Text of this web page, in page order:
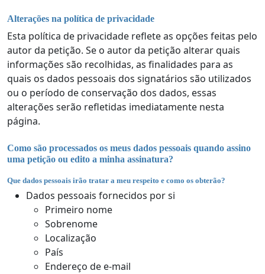
Alterações na política de privacidade
Esta política de privacidade reflete as opções feitas pelo
autor da petição. Se o autor da petição alterar quais
informações são recolhidas, as finalidades para as
quais os dados pessoais dos signatários são utilizados
ou o período de conservação dos dados, essas
alterações serão refletidas imediatamente nesta
página.
Como são processados os meus dados pessoais quando assino
uma petição ou edito a minha assinatura?
Que dados pessoais irão tratar a meu respeito e como os obterão?
Dados pessoais fornecidos por si
Primeiro nome
Sobrenome
Localização
País
Endereço de e-mail